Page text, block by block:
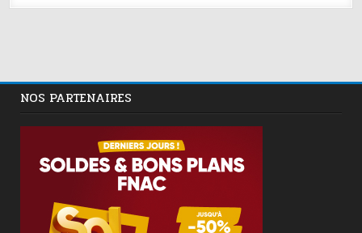
NOS PARTENAIRES